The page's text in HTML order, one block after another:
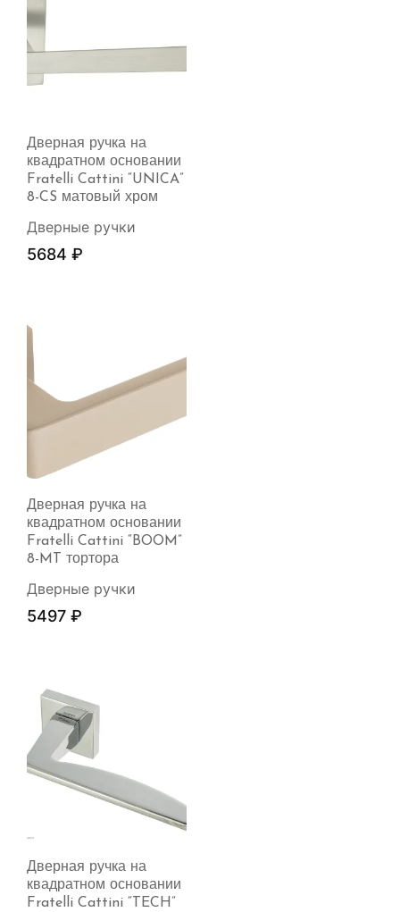
Дверная ручка на
квадратном основании
Fratelli Cattini “UNICA”
8-CS матовый хром
Дверные ручки
5684 ₽
Дверная ручка на
квадратном основании
Fratelli Cattini “BOOM”
8-MT тортора
Дверные ручки
5497 ₽
Дверная ручка на
квадратном основании
Fratelli Cattini “TECH”